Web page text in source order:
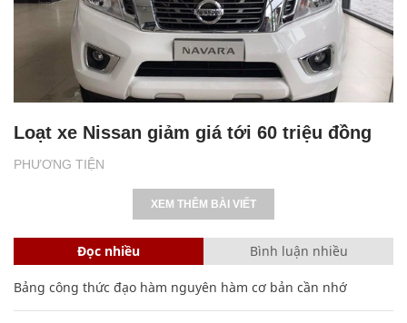
PHƯƠNG TIỆN
Loạt xe Nissan giảm giá tới 60 triệu đồng
XEM THÊM BÀI VIẾT
Đọc nhiều Bình luận nhiều
Bảng công thức đạo hàm nguyên hàm cơ bản cần nhớ